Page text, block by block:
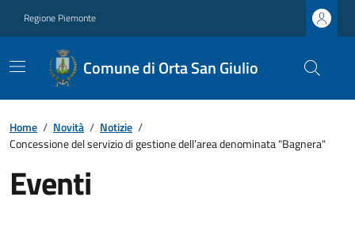
Regione Piemonte
Comune di Orta San Giulio
Home / Novità / Notizie /
Concessione del servizio di gestione dell’area denominata "Bagnera"
Eventi